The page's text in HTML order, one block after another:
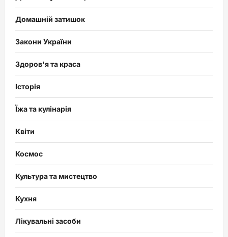
Домашній затишок
Закони України
Здоров'я та краса
Історія
Їжа та кулінарія
Квіти
Космос
Культура та мистецтво
Кухня
Лікувальні засоби